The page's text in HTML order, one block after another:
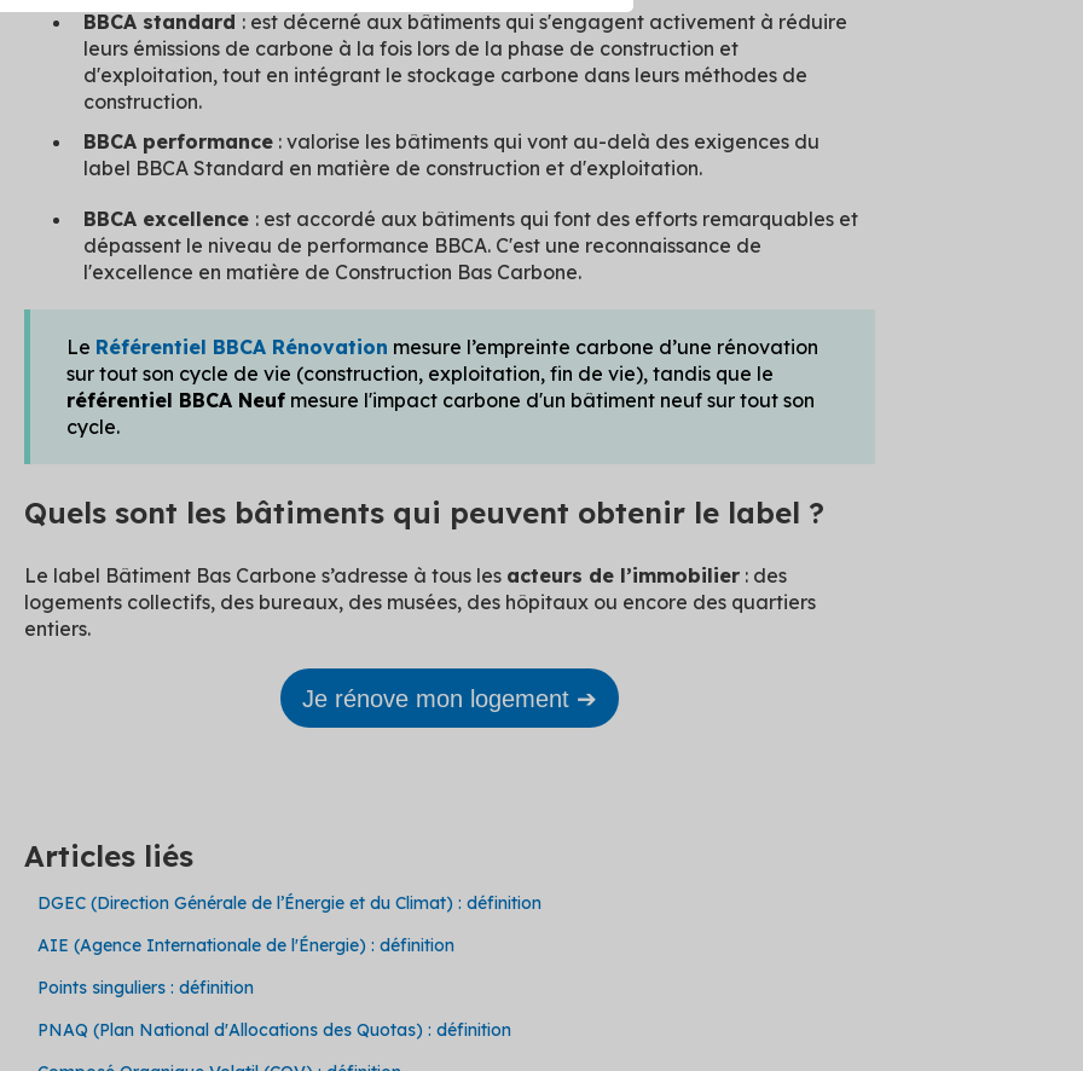
BBCA standard : est décerné aux bâtiments qui s'engagent activement à réduire
leurs émissions de carbone à la fois lors de la phase de construction et
d'exploitation, tout en intégrant le stockage carbone dans leurs méthodes de
construction.
BBCA performance: valorise les bâtiments qui vont au-delà des exigences du
label BBCA Standard en matière de construction et d'exploitation.
BBCA excellence : est accordé aux bâtiments qui font des efforts remarquables et
dépassent le niveau de performance BBCA. C'est une reconnaissance de
l'excellence en matière de Construction Bas Carbone.
Le Référentiel BBCA Rénovation mesure l’empreinte carbone d’une rénovation
sur tout son cycle de vie (construction, exploitation, fin de vie), tandis que le
référentiel BBCA Neufmesure l'impact carbone d'un bâtiment neuf sur tout son
cycle.
Quels sont les bâtiments qui peuvent obtenir le label ?
Le label Bâtiment Bas Carbone s’adresse à tous les acteurs de l’immobilier: des
logements collectifs, des bureaux, des musées, des hôpitaux ou encore des quartiers
entiers.
Je rénove mon logement ➔
Articles liés
DGEC (Direction Générale de l’Énergie et du Climat) : définition
AIE (Agence Internationale de l'Énergie) : définition
Points singuliers : définition
PNAQ (Plan National d'Allocations des Quotas) : définition